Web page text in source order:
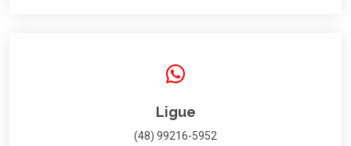
Ligue
(48) 99216-5952